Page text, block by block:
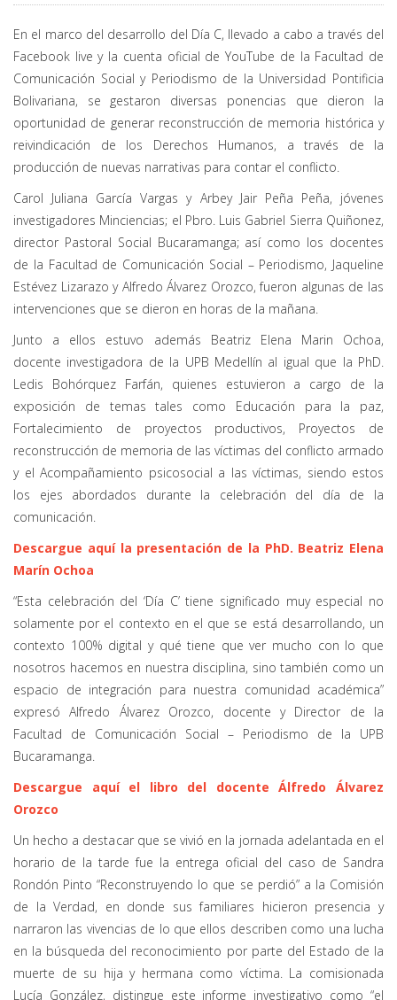
En el marco del desarrollo del Día C, llevado a cabo a través del
Facebook live y la cuenta oficial de YouTube de la Facultad de
Comunicación Social y Periodismo de la Universidad Pontificia
Bolivariana, se gestaron diversas ponencias que dieron la
oportunidad de generar reconstrucción de memoria histórica y
reivindicación de los Derechos Humanos, a través de la
producción de nuevas narrativas para contar el conflicto.
Carol Juliana García Vargas y Arbey Jair Peña Peña, jóvenes
investigadores Minciencias; el Pbro. Luis Gabriel Sierra Quiñonez,
director Pastoral Social Bucaramanga; así como los docentes
de la Facultad de Comunicación Social – Periodismo, Jaqueline
Estévez Lizarazo y Alfredo Álvarez Orozco, fueron algunas de las
intervenciones que se dieron en horas de la mañana.
Junto a ellos estuvo además Beatriz Elena Marin Ochoa,
docente investigadora de la UPB Medellín al igual que la PhD.
Ledis Bohórquez Farfán, quienes estuvieron a cargo de la
exposición de temas tales como Educación para la paz,
Fortalecimiento de proyectos productivos, Proyectos de
reconstrucción de memoria de las víctimas del conflicto armado
y el Acompañamiento psicosocial a las víctimas, siendo estos
los ejes abordados durante la celebración del día de la
comunicación.
Descargue aquí la presentación de la PhD. Beatriz Elena
Marín Ochoa
“Esta celebración del ‘Día C’ tiene significado muy especial no
solamente por el contexto en el que se está desarrollando, un
contexto 100% digital y qué tiene que ver mucho con lo que
nosotros hacemos en nuestra disciplina, sino también como un
espacio de integración para nuestra comunidad académica”
expresó Alfredo Álvarez Orozco, docente y Director de la
Facultad de Comunicación Social – Periodismo de la UPB
Bucaramanga.
Descargue aquí el libro del docente Álfredo Álvarez
Orozco
Un hecho a destacar que se vivió en la jornada adelantada en el
horario de la tarde fue la entrega oficial del caso de Sandra
Rondón Pinto “Reconstruyendo lo que se perdió” a la Comisión
de la Verdad, en donde sus familiares hicieron presencia y
narraron las vivencias de lo que ellos describen como una lucha
en la búsqueda del reconocimiento por parte del Estado de la
muerte de su hija y hermana como víctima. La comisionada
Lucía González, distingue este informe investigativo como “el